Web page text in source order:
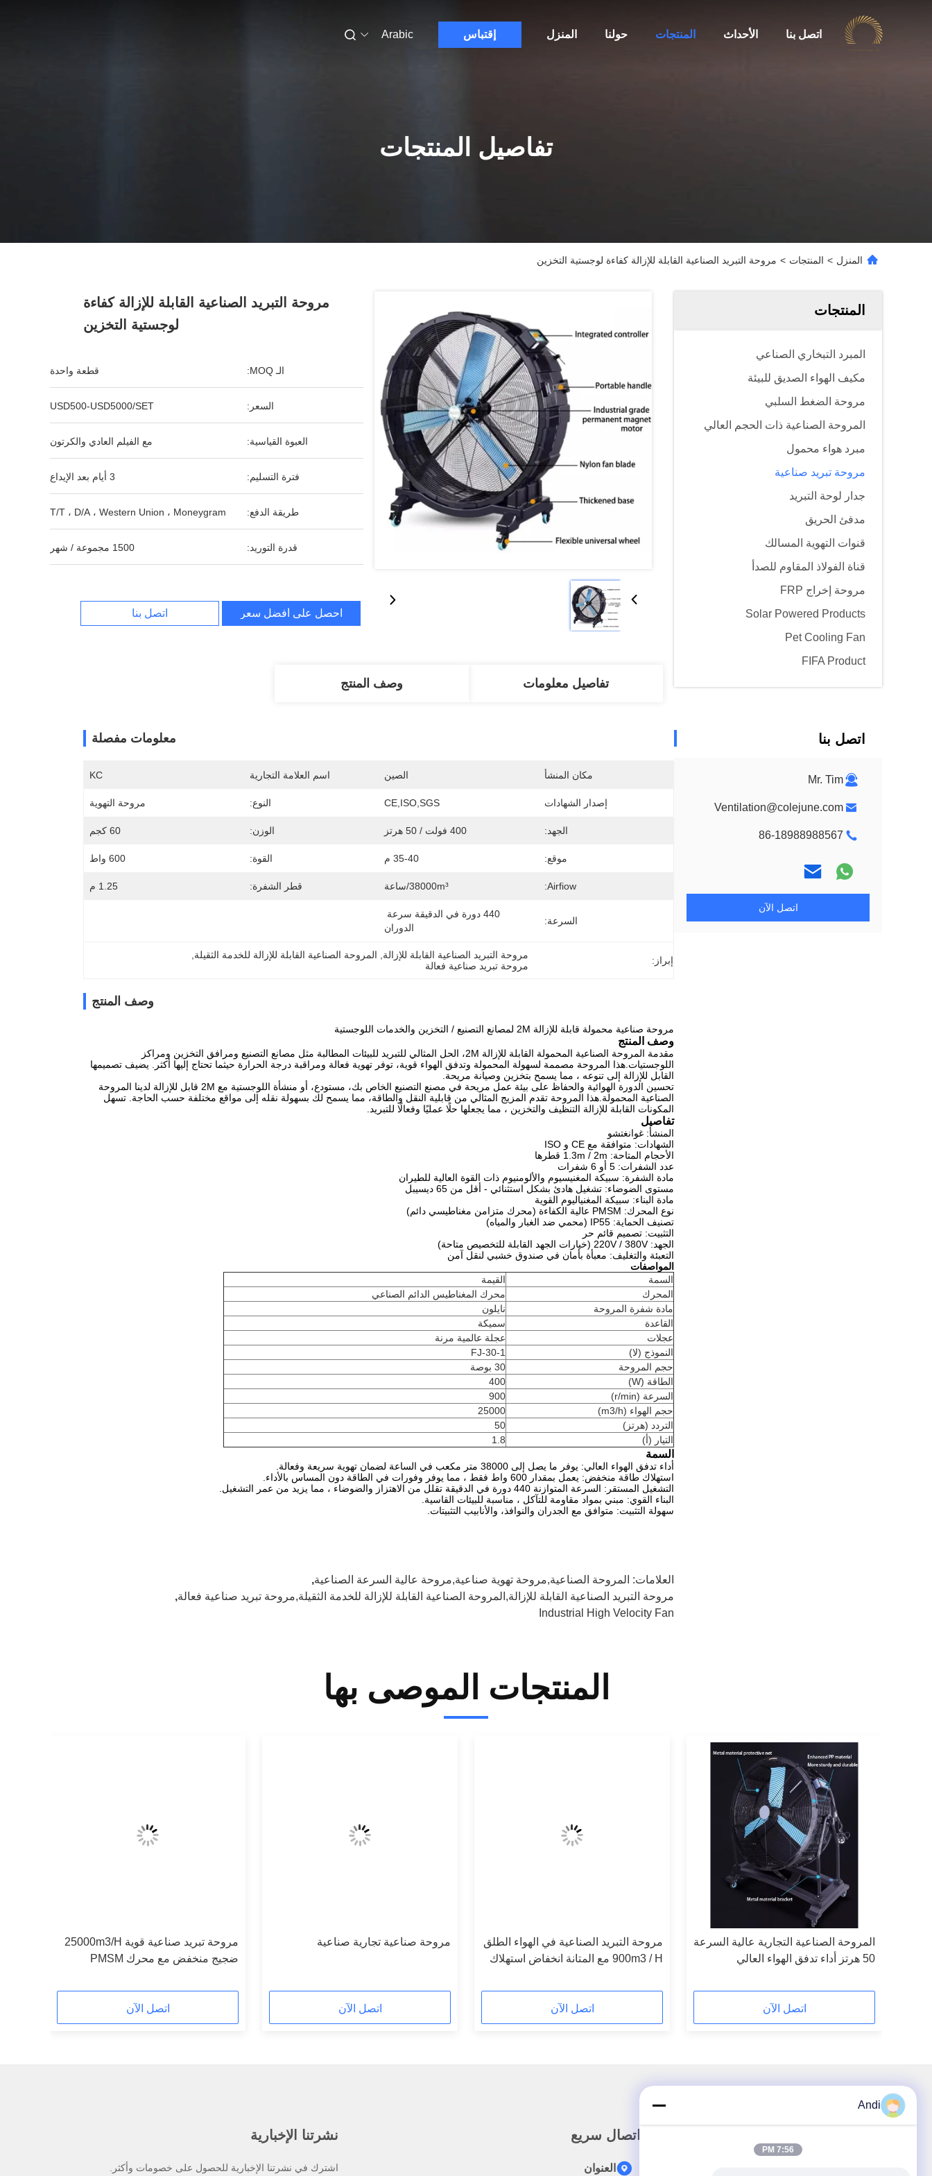
المنزل حولنا المنتجات الأحداث اتصل بنا إقتباس Arabic
تفاصيل المنتجات
المنزل > المنتجات > مروحة التبريد الصناعية القابلة للإزالة كفاءة لوجستية التخزين
المنتجات
المبرد التبخاري الصناعي
مكيف الهواء الصديق للبيئة
مروحة الضغط السلبي
المروحة الصناعية ذات الحجم العالي
مبرد هواء محمول
مروحة تبريد صناعية
جدار لوحة التبريد
مدفئ الحريق
قنوات التهوية المسالك
قناة الفولاذ المقاوم للصدأ
مروحة إخراج FRP
Solar Powered Products
Pet Cooling Fan
FIFA Product
اتصل بنا
Mr. Tim
Ventilation@colejune.com
86-18988988567
اتصل الآن
مروحة التبريد الصناعية القابلة للإزالة كفاءة
لوجستية التخزين
الـ MOQ: قطعة واحدة
السعر: USD500-USD5000/SET
العبوة القياسية: مع الفيلم العادي والكرتون
فترة التسليم: 3 أيام بعد الإيداع
طريقة الدفع: T/T ، D/A ، Western Union ، Moneygram
قدرة التوريد: 1500 مجموعة / شهر
احصل على أفضل سعر اتصل بنا
تفاصيل معلومات وصف المنتج
معلومات مفصلة
مكان المنشأ الصين اسم العلامة التجارية KC
إصدار الشهادات CE,ISO,SGS النوع: مروحة التهوية
الجهد: 400 فولت / 50 هرتز الوزن: 60 كجم
موقع: 35-40 م القوة: 600 واط
Airfiow: 38000m³/ساعة قطر الشفرة: 1.25 م
السرعة:
الدوران
إبراز: مروحة التبريد الصناعية القابلة للإزالة المروحة الصناعية القابلة للإزالة للخدمة الثقيلة
مروحة تبريد صناعية فعالة
وصف المنتج
مروحة صناعية محمولة قابلة للإزالة 2M لمصانع التصنيع / التخزين والخدمات اللوجستية
وصف المنتج
مقدمة المروحة الصناعية المحمولة القابلة للإزالة 2M، الحل المثالي للتبريد للبيئات المطالبة مثل مصانع التصنيع ومرافق التخزين ومراكز
اللوجستيات.هذا المروحة مصممة لسهولة المحمولة وتدفق الهواء قوية، توفر تهوية فعالة ومراقبة درجة الحرارة حيثما تحتاج إليها أكثر. يضيف تصميمها
القابل للإزالة إلى تنوعه ، مما يسمح بتخزين وصيانة مريحة.
تحسين الدورة الهوائية والحفاظ على بيئة عمل مريحة في مصنع التصنيع الخاص بك، مستودع، أو منشأة اللوجستية مع 2M قابل للإزالة لدينا المروحة
الصناعية المحمولة.هذا المروحة تقدم المزيج المثالي من قابلية النقل والطاقة، مما يسمح لك بسهولة نقله إلى مواقع مختلفة حسب الحاجة. تسهل
المكونات القابلة للإزالة التنظيف والتخزين ، مما يجعلها حلًا عمليًا وفعالًا للتبريد.
تفاصيل
المنشأ: غوانغتشو
الشهادات: متوافقة مع CE و ISO
الأحجام المتاحة: 1.3m / 2m قطرها
عدد الشفرات: 5 أو 6 شفرات
مادة الشفرة: سبيكة المغنيسيوم والألومنيوم ذات القوة العالية للطيران
مستوى الضوضاء: تشغيل هادئ بشكل استثنائي - أقل من 65 ديسيبل
مادة البناء: سبيكة المغنياليوم القوية
نوع المحرك: PMSM عالية الكفاءة (محرك متزامن مغناطيسي دائم)
تصنيف الحماية: IP55 (محمي ضد الغبار والمياه)
التثبيت: تصميم قائم حر
الجهد: 220V / 380V (خيارات الجهد القابلة للتخصيص متاحة)
التعبئة والتغليف: معبأة بأمان في صندوق خشبي لنقل آمن
المواصفات
السمة
القيمة
المحرك
محرك المغناطيس الدائم الصناعي
مادة شفرة المروحة
نايلون
القاعدة
سميكة
عجلات
عجلة عالمية مرنة
النموذج (لا)
FJ-30-1
حجم المروحة
30 بوصة
الطاقة (W)
400
السرعة (r/min)
900
حجم الهواء (m3/h)
25000
التردد (هرتز)
50
التيار (أ)
1.8
السمة
أداء تدفق الهواء العالي: يوفر ما يصل إلى 38000 متر مكعب في الساعة لضمان تهوية سريعة وفعالة.
استهلاك طاقة منخفض: يعمل بمقدار 600 واط فقط ، مما يوفر وفورات في الطاقة دون المساس بالأداء.
التشغيل المستقر: السرعة المتوازنة 440 دورة في الدقيقة تقلل من الاهتزاز والضوضاء ، مما يزيد من عمر التشغيل.
البناء القوي: مبني بمواد مقاومة للتآكل ، مناسبة للبيئات القاسية.
سهولة التثبيت: متوافق مع الجدران والنوافذ، والأنابيب التثبيتات.
العلامات: المروحة الصناعية,مروحة تهوية صناعية,مروحة عالية السرعة الصناعية,
مروحة التبريد الصناعية القابلة للإزالة,المروحة الصناعية القابلة للإزالة للخدمة الثقيلة,مروحة تبريد صناعية فعالة,
Industrial High Velocity Fan
المنتجات الموصى بها
المروحة الصناعية التجارية عالية السرعة
50 هرتز أداء تدفق الهواء العالي
اتصل الآن
مروحة التبريد الصناعية في الهواء الطلق
900m3 / H مع المتانة انخفاض استهلاك
اتصل الآن
مروحة صناعية تجارية صناعية
اتصل الآن
مروحة تبريد صناعية قوية 25000m3/H
ضجيج منخفض مع محرك PMSM
اتصل الآن
اتصال سريع
العنوان
نشرتنا الإخبارية
اشترك في نشرتنا الإخبارية للحصول على خصومات وأكثر.
Andi
7:56 PM